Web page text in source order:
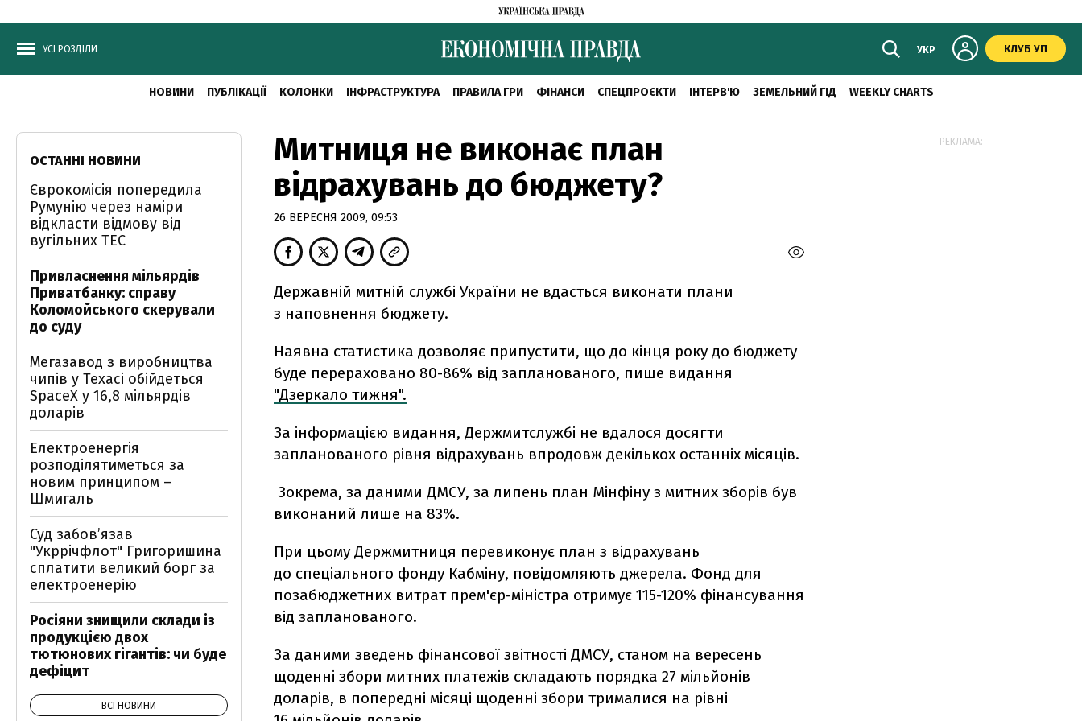
УСІ РОЗДІЛИ УКР КЛУБ УП
НОВИНИ ПУБЛІКАЦІЇ КОЛОНКИ ІНФРАСТРУКТУРА ПРАВИЛА ГРИ ФІНАНСИ СПЕЦПРОЄКТИ ІНТЕРВ'Ю ЗЕМЕЛЬНИЙ ГІД WEEKLY CHARTS
Митниця не виконає план
відрахувань до бюджету?
26 ВЕРЕСНЯ 2009, 09:53
Державній митній службі України не вдасться виконати плани
з наповнення бюджету.
Наявна статистика дозволяє припустити, що до кінця року до бюджету
буде перераховано 80-86% від запланованого, пише видання
"Дзеркало тижня".
За інформацією видання, Держмитслужбі не вдалося досягти
запланованого рівня відрахувань впродовж декількох останніх місяців.
Зокрема, за даними ДМСУ, за липень план Мінфіну з митних зборів був
виконаний лише на 83%.
При цьому Держмитниця перевиконує план з відрахувань
до спеціального фонду Кабміну, повідомляють джерела. Фонд для
позабюджетних витрат прем'єр-міністра отримує 115-120% фінансування
від запланованого.
За даними зведень фінансової звітності ДМСУ, станом на вересень
щоденні збори митних платежів складають порядка 27 мільйонів
доларів, в попередні місяці щоденні збори трималися на рівні
ОСТАННІ НОВИНИ
Єврокомісія попередила
Румунію через наміри
відкласти відмову від
вугільних ТЕС
Привласнення мільярдів
Приватбанку: справу
Коломойського скерували
до суду
Мегазавод з виробництва
чипів у Техасі обійдеться
SpaceX у 16,8 мільярдів
доларів
Електроенергія
розподілятиметься за
новим принципом –
Шмигаль
Суд забов’язав
"Укррічфлот" Григоришина
сплатити великий борг за
електроенерію
Росіяни знищили склади із
продукцією двох
тютюнових гігантів: чи буде
дефіцит
ВСІ НОВИНИ
РЕКЛАМА: